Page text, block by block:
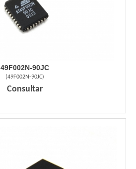
49F002N-90JC
(49F002N-90JC)
Consultar